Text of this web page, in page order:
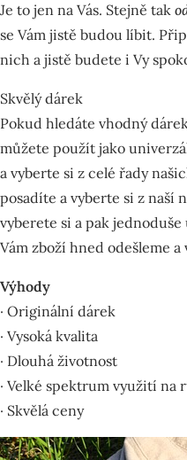
Je to jen na Vás. Stejně tak
se Vám jistě budou líbit.
nich a jistě budete i Vy
Skvělý dárek
Pokud hledáte vhodný
můžete použít jako
a vyberte si z celé řady
posadíte a vyberte si z naší
vyberete si a pak
Vám zboží hned odešleme
Výhody
· Originální dárek
· Vysoká kvalita
· Dlouhá životnost
· Velké spektrum využití na
· Skvělá ceny